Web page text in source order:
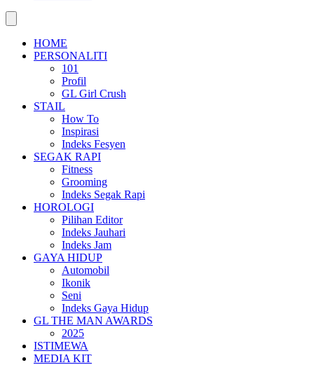
HOME
PERSONALITI
101
Profil
GL Girl Crush
STAIL
How To
Inspirasi
Indeks Fesyen
SEGAK RAPI
Fitness
Grooming
Indeks Segak Rapi
HOROLOGI
Pilihan Editor
Indeks Jauhari
Indeks Jam
GAYA HIDUP
Automobil
Ikonik
Seni
Indeks Gaya Hidup
GL THE MAN AWARDS
2025
ISTIMEWA
MEDIA KIT